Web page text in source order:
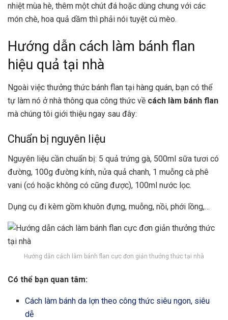
nhiệt mùa hè, thêm một chút đá hoặc dùng chung với các
món chè, hoa quả dầm thì phải nói tuyệt cú mèo.
Hướng dẫn cách làm bánh flan
hiệu quả tại nhà
Ngoài việc thưởng thức bánh flan tại hàng quán, bạn có thể
tự làm nó ở nhà thông qua công thức về cách làm bánh flan
mà chúng tôi giới thiệu ngay sau đây:
Chuẩn bị nguyên liệu
Nguyên liệu cần chuẩn bị: 5 quả trứng gà, 500ml sữa tươi có
đường, 100g đường kính, nửa quả chanh, 1 muỗng cà phê
vani (có hoặc không có cũng được), 100ml nước lọc.
Dụng cụ đi kèm gồm khuôn đựng, muỗng, nồi, phới lồng,…
Hướng dẫn cách làm bánh flan cực đơn giản thưởng thức tại nhà
Có thể bạn quan tâm:
Cách làm bánh da lợn theo công thức siêu ngon, siêu
dễ